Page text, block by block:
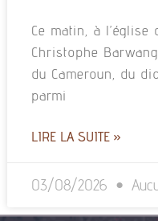
Ce matin, à l’église
Christophe
du Cameroun, du
parmi
LIRE LA SUITE »
03/08/2026